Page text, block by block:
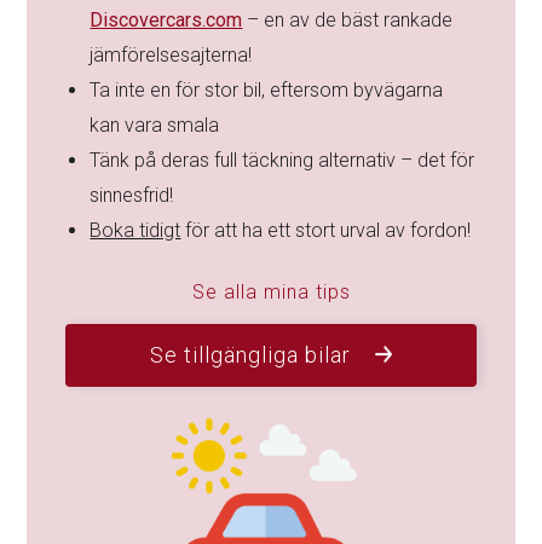
Discovercars.com – en av de bäst rankade
jämförelsesajterna!
Ta inte en för stor bil, eftersom byvägarna
kan vara smala
Tänk på deras full täckning alternativ – det för
sinnesfrid!
Boka tidigt för att ha ett stort urval av fordon!
Se alla mina tips
Se tillgängliga bilar